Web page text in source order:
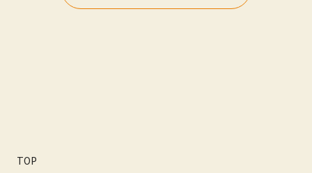
TOP